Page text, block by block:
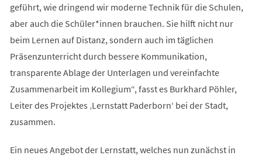
geführt, wie dringend wir moderne Technik für die Schulen,
aber auch die Schüler*innen brauchen. Sie hilft nicht nur
beim Lernen auf Distanz, sondern auch im täglichen
Präsenzunterricht durch bessere Kommunikation,
transparente Ablage der Unterlagen und vereinfachte
Zusammenarbeit im Kollegium“, fasst es Burkhard Pöhler,
Leiter des Projektes ‚Lernstatt Paderborn‘ bei der Stadt,
zusammen.
Ein neues Angebot der Lernstatt, welches nun zunächst in